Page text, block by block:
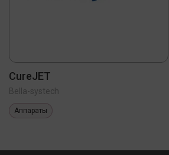
CureJET
Bella-systech
Аппараты